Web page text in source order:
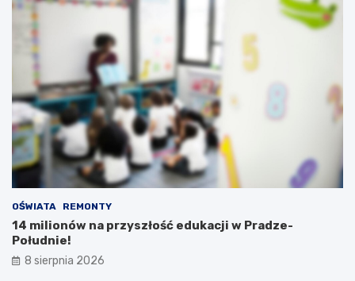
OŚWIATA REMONTY
14 milionów na przyszłość edukacji w Pradze-
Południe!
8 sierpnia 2026